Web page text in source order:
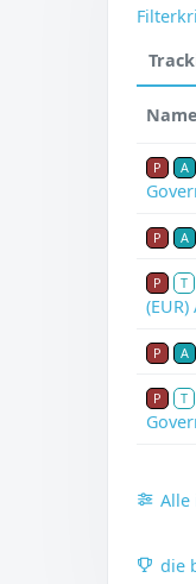
Name
P A
P A
P T
P A
P T
Alle
die